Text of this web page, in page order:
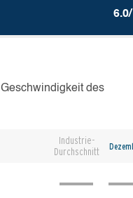
des
Industrie-
Durchschnitt